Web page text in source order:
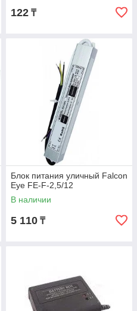
122 ₸
Блок питания уличный Falcon
Eye FE-F-2,5/12
В наличии
5 110 ₸